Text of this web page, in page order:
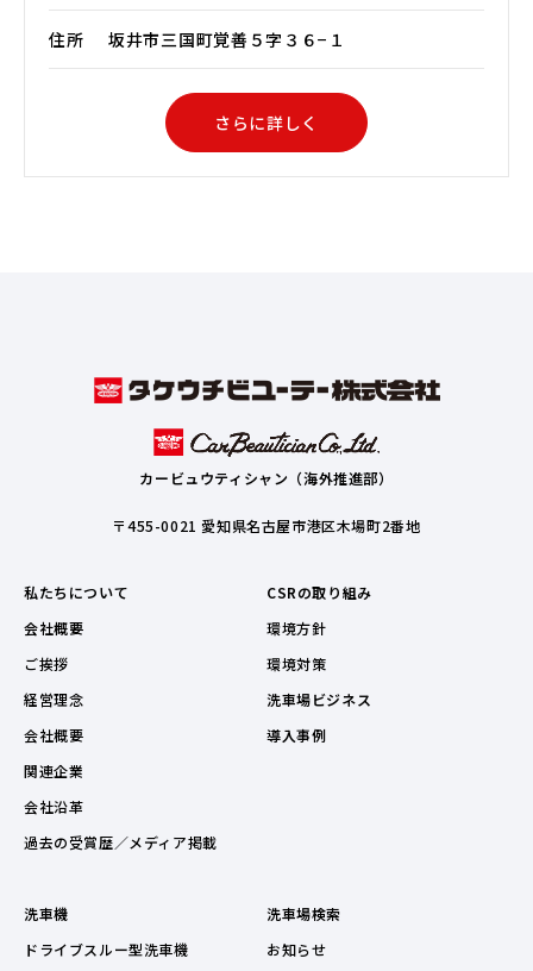
住所 坂井市三国町覚善５字３６−１
さらに詳しく
カービュウティシャン（海外推進部）
〒455-0021 愛知県名古屋市港区木場町2番地
私たちについて
会社概要
ご挨拶
経営理念
会社概要
関連企業
会社沿革
過去の受賞歴／メディア掲載
CSRの取り組み
環境方針
環境対策
洗車場ビジネス
導入事例
洗車機
ドライブスルー型洗車機
洗車場検索
お知らせ